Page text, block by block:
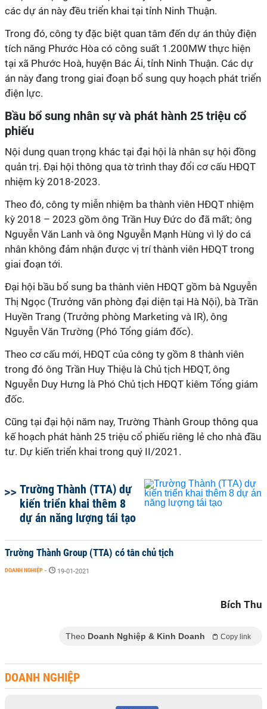
các dự án này đều triển khai tại tỉnh Ninh Thuận.
Trong đó, công ty đặc biệt quan tâm đến dự án thủy điện
tích năng Phước Hòa có công suất 1.200MW thực hiện
tại xã Phước Hoà, huyện Bác Ái, tỉnh Ninh Thuận. Các dự
án này đang trong giai đoạn bổ sung quy hoạch phát triển
điện lực.
Bầu bổ sung nhân sự và phát hành 25 triệu cổ
phiếu
Nội dung quan trọng khác tại đại hội là nhân sự hội đồng
quản trị. Đại hội thông qua tờ trình thay đổi cơ cấu HĐQT
nhiệm kỳ 2018-2023.
Theo đó, công ty miễn nhiệm ba thành viên HĐQT nhiệm
kỳ 2018 – 2023 gồm ông Trần Huy Đức do đã mất; ông
Nguyễn Văn Lanh và ông Nguyễn Mạnh Hùng vì lý do cá
nhân không đảm nhận được vị trí thành viên HĐQT trong
giai đoạn tới.
Đại hội bầu bổ sung ba thành viên HĐQT gồm bà Nguyễn
Thị Ngọc (Trưởng văn phòng đại diện tại Hà Nội), bà Trần
Huyền Trang (Trưởng phòng Marketing và IR), ông
Nguyễn Văn Trường (Phó Tổng giám đốc).
Theo cơ cấu mới, HĐQT của công ty gồm 8 thành viên
trong đó ông Trần Huy Thiệu là Chủ tịch HĐQT, ông
Nguyễn Duy Hưng là Phó Chủ tịch HĐQT kiêm Tổng giám
đốc.
Cũng tại đại hội năm nay, Trường Thành Group thông qua
kế hoạch phát hành 25 triệu cổ phiếu riêng lẻ cho nhà đầu
tư. Dự kiến triển khai trong quý II/2021.
Trường Thành (TTA) dự
kiến triển khai thêm 8
dự án năng lượng tái tạo
Trường Thành Group (TTA) có tân chủ tịch
DOANH NGHIỆP - 19-01-2021
Bích Thu
Theo Doanh Nghiệp & Kinh Doanh Copy link
DOANH NGHIỆP